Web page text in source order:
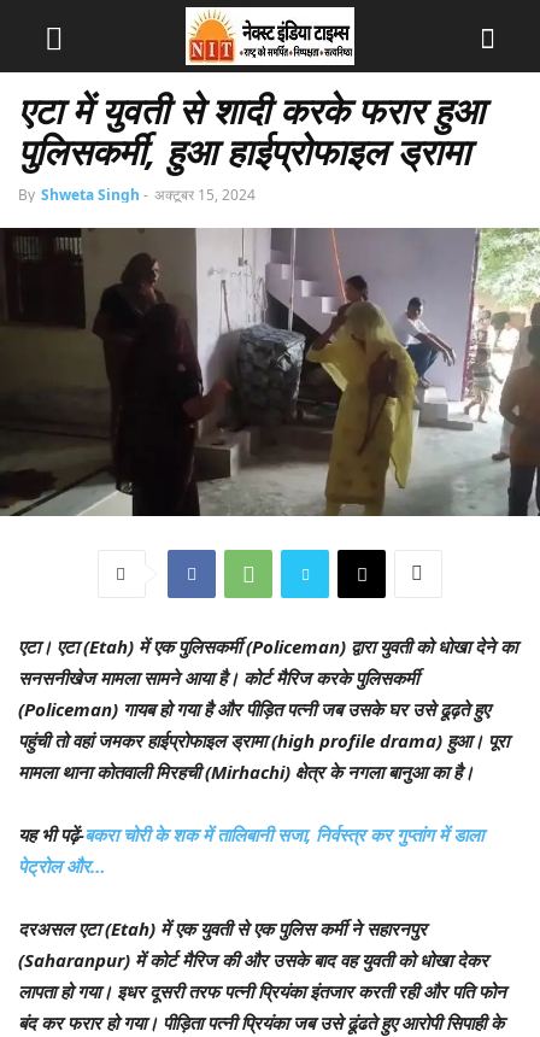
एटा में युवती से शादी करके फरार हुआ
पुलिसकर्मी, हुआ हाईप्रोफाइल ड्रामा
By Shweta Singh - अक्टूबर 15, 2024
एटा। एटा (Etah) में एक पुलिसकर्मी (Policeman) द्वारा युवती को धोखा देने का
सनसनीखेज मामला सामने आया है। कोर्ट मैरिज करके पुलिसकर्मी
(Policeman) गायब हो गया है और पीड़ित पत्नी जब उसके घर उसे ढूढ़ते हुए
पहुंची तो वहां जमकर हाईप्रोफाइल ड्रामा (high profile drama) हुआ। पूरा
मामला थाना कोतवाली मिरहची (Mirhachi) क्षेत्र के नगला बानुआ का है।
यह भी पढ़ें-बकरा चोरी के शक में तालिबानी सजा, निर्वस्त्र कर गुप्तांग में डाला
पेट्रोल और…
दरअसल एटा (Etah) में एक युवती से एक पुलिस कर्मी ने सहारनपुर
(Saharanpur) में कोर्ट मैरिज की और उसके बाद वह युवती को धोखा देकर
लापता हो गया। इधर दूसरी तरफ पत्नी प्रियंका इंतजार करती रही और पति फोन
बंद कर फरार हो गया। पीड़िता पत्नी प्रियंका जब उसे ढूंढते हुए आरोपी सिपाही के